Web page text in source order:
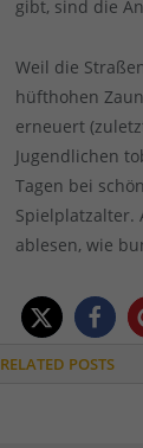
gibt, sind die
Weil die
hüfthohen
erneuert
Jugendlichen
Tagen bei
Spielplatzalter.
ablesen, wie
RELATED POSTS